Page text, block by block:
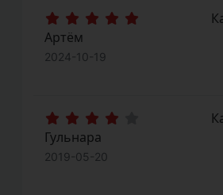
Артём
2024-10-19
Гульнара
2019-05-20